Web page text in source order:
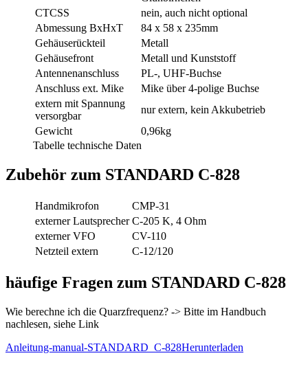
CTCSS
nein, auch nicht optional
Abmessung BxHxT
84 x 58 x 235mm
Gehäuserückteil
Metall
Gehäusefront
Metall und Kunststoff
Antennenanschluss
PL-, UHF-Buchse
Anschluss ext. Mike
Mike über 4-polige Buchse
extern mit Spannung
versorgbar
nur extern, kein Akkubetrieb
Gewicht
0,96kg
Tabelle technische Daten
Zubehör zum STANDARD C-828
Handmikrofon
CMP-31
externer Lautsprecher C-205 K, 4 Ohm
externer VFO
CV-110
Netzteil extern
C-12/120
häufige Fragen zum STANDARD C-828
Wie berechne ich die Quarzfrequenz? -> Bitte im Handbuch
nachlesen, siehe Link
Anleitung-manual-STANDARD_C-828Herunterladen